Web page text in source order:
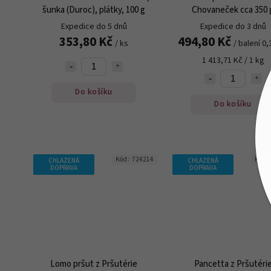
šunka (Duroc), plátky, 100 g
Expedice do 5 dnů
353,80 Kč / ks
Do košíku
Chovaneček cca 350
Expedice do 3 dnů
494,80 Kč / balení
1 413,71 Kč / 1 kg
Do košíku
CHLAZENÁ
DOPRAVA
Lomo pršut z Pršutérie
Kód: 724214
CHLAZENÁ
DOPRAVA
Pancetta z Pršutérie
Kód: